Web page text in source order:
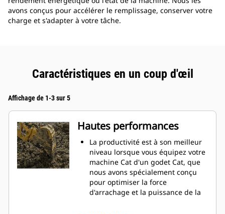
avons conçus pour accélérer le remplissage, conserver votre
charge et s'adapter à votre tâche.
Caractéristiques en un coup d'œil
Affichage de 1-3 sur 5
Hautes performances
La productivité est à son meilleur
niveau lorsque vous équipez votre
machine Cat d'un godet Cat, que
nous avons spécialement conçu
pour optimiser la force
d'arrachage et la puissance de la